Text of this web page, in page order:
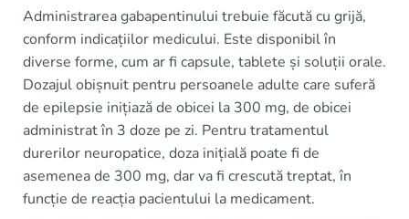
Administrarea gabapentinului trebuie făcută cu grijă,
conform indicațiilor medicului. Este disponibil în
diverse forme, cum ar fi capsule, tablete și soluții orale.
Dozajul obișnuit pentru persoanele adulte care suferă
de epilepsie inițiază de obicei la 300 mg, de obicei
administrat în 3 doze pe zi. Pentru tratamentul
durerilor neuropatice, doza inițială poate fi de
asemenea de 300 mg, dar va fi crescută treptat, în
funcție de reacția pacientului la medicament.